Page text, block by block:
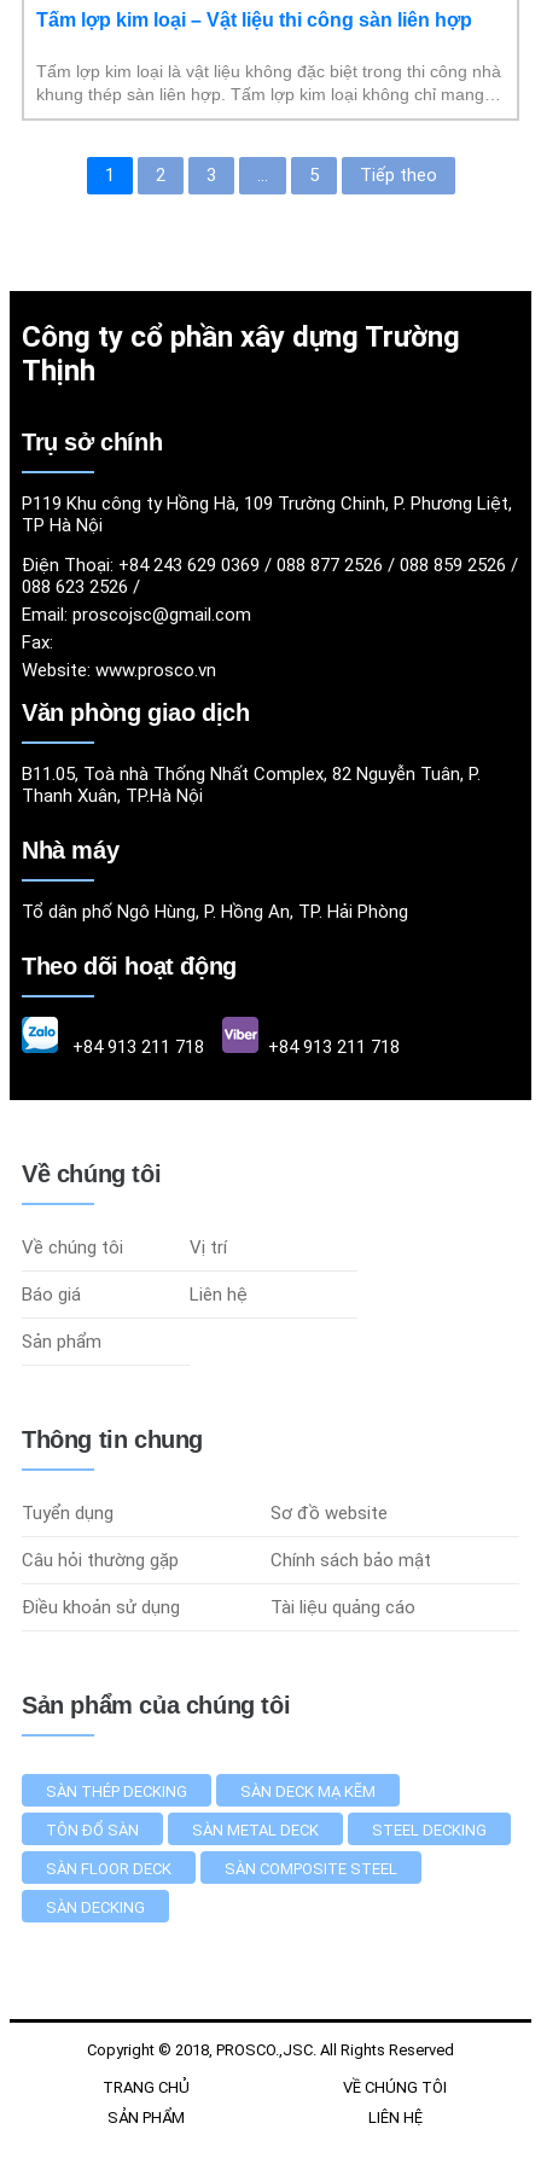
Tấm lợp kim loại – Vật liệu thi công sàn liên hợp
Tấm lợp kim loại là vật liệu không đặc biệt trong thi công nhà
khung thép sàn liên hợp. Tấm lợp kim loại không chỉ mang
lại sự chắc chắn
1 2 3 … 5 Tiếp theo
Công ty cổ phần xây dựng Trường
Thịnh
Trụ sở chính
P119 Khu công ty Hồng Hà, 109 Trường Chinh, P. Phương Liệt,
TP Hà Nội
Điện Thoại: +84 243 629 0369 / 088 877 2526 / 088 859 2526 /
088 623 2526 /
Email: proscojsc@gmail.com
Fax:
Website: www.prosco.vn
Văn phòng giao dịch
B11.05, Toà nhà Thống Nhất Complex, 82 Nguyễn Tuân, P.
Thanh Xuân, TP.Hà Nội
Nhà máy
Tổ dân phố Ngô Hùng, P. Hồng An, TP. Hải Phòng
Theo dõi hoạt động
+84 913 211 718 +84 913 211 718
Về chúng tôi
Về chúng tôi Vị trí
Báo giá Liên hệ
Sản phẩm
Thông tin chung
Tuyển dụng Sơ đồ website
Câu hỏi thường gặp Chính sách bảo mật
Điều khoản sử dụng Tài liệu quảng cáo
Sản phẩm của chúng tôi
SÀN THÉP DECKING SÀN DECK MẠ KẼM
TÔN ĐỔ SÀN SÀN METAL DECK STEEL DECKING
SÀN FLOOR DECK SÀN COMPOSITE STEEL
SÀN DECKING
Copyright © 2018, PROSCO.,JSC. All Rights Reserved
TRANG CHỦ
VỀ CHÚNG TÔI
SẢN PHẨM
LIÊN HỆ